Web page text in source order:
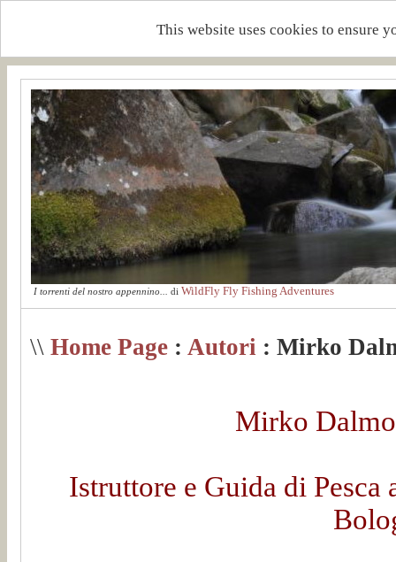
This website uses cookies to ensure
I torrenti del nostro appennino... di WildFly Fly Fishing Adventures
\\ Home Page : Autori : Mirko
Mirko
Istruttore e Guida di Pesca